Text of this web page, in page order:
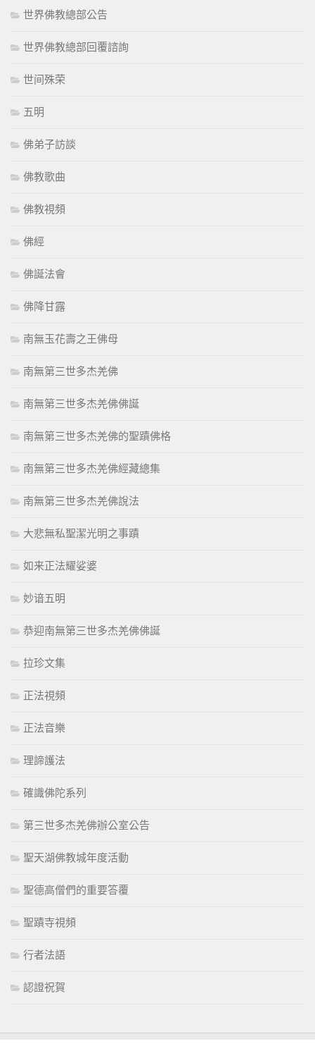
世界佛教總部公告
世界佛教總部回覆諮詢
世间殊荣
五明
佛弟子訪談
佛教歌曲
佛教視頻
佛經
佛誕法會
佛降甘露
南無玉花壽之王佛母
南無第三世多杰羌佛
南無第三世多杰羌佛佛誕
南無第三世多杰羌佛的聖蹟佛格
南無第三世多杰羌佛經藏總集
南無第三世多杰羌佛說法
大悲無私聖潔光明之事蹟
如来正法耀娑婆
妙谙五明
恭迎南無第三世多杰羌佛佛誕
拉珍文集
正法視頻
正法音樂
理諦護法
確識佛陀系列
第三世多杰羌佛辦公室公告
聖天湖佛教城年度活動
聖德高僧們的重要答覆
聖蹟寺視頻
行者法語
認證祝賀